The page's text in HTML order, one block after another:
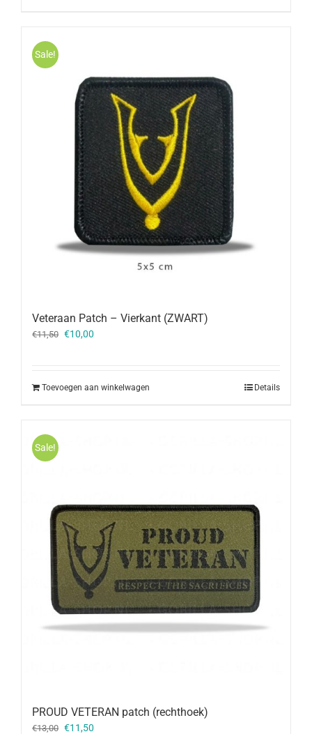
Sale!
Veteraan Patch – Vierkant (ZWART)
€11,50 Oorspronkelijke
€10,00
Toevoegen aan winkelwagen Details
Sale!
PROUD VETERAN patch (rechthoek)
€13,00 Oorspronkelijke
€11,50